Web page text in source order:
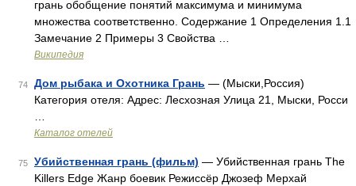
грань обобщение понятий максимума и минимума
множества соответственно. Содержание 1 Определения 1.1
Замечание 2 Примеры 3 Свойства …
Википедия
74 Дом рыбака и Охотника Грань — (Мыски,Россия)
Категория отеля: Адрес: Лесхозная Улица 21, Мыски, Росси
Каталог отелей
75 Убийственная грань (фильм) — Убийственная грань The
Killers Edge Жанр боевик Режиссёр Джозеф Мерхай